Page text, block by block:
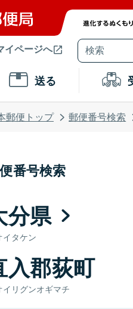
イページへ
送る
郵便トップ 郵便番号検索
番号検索
分県
イタケン
入郡荻町
イリグンオギマチ